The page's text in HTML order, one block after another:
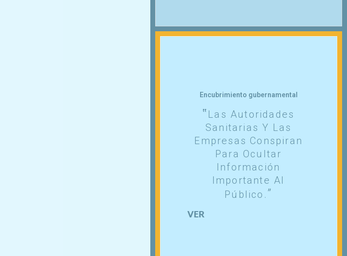
Encubrimiento gubernamental
Las Autoridades
Sanitarias Y Las
Empresas Conspiran
Para Ocultar
Información
Importante Al
Público.
VER